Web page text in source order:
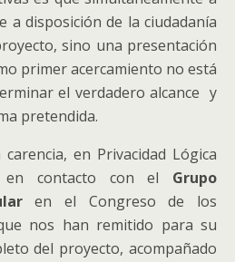
a disposición de la ciudadanía
sino una presentación
primer acercamiento no está
el verdadero alcance y
pretendida.
en Privacidad Lógica
en contacto con el Grupo
en el Congreso de los
nos han remitido para su
del proyecto, acompañado